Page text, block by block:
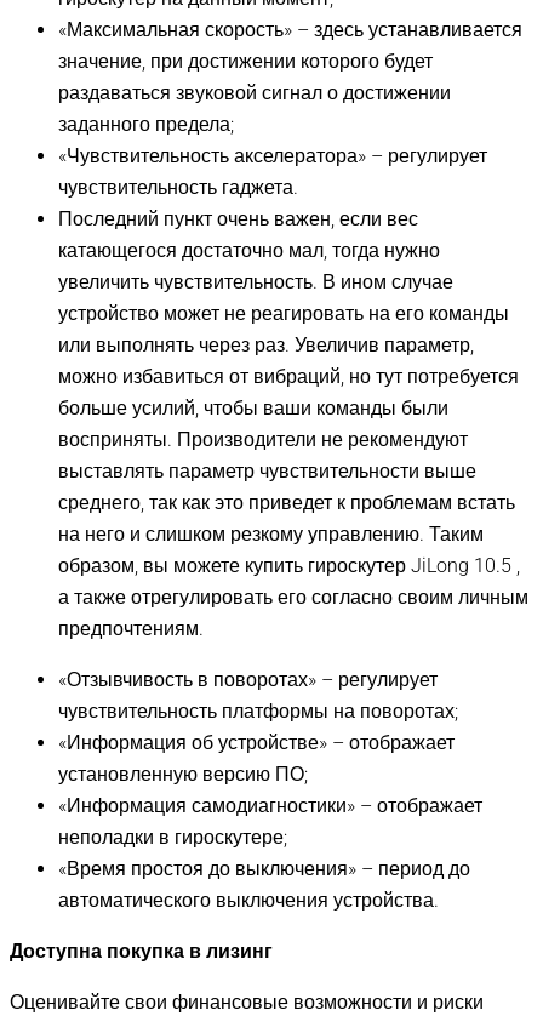
«Максимальная скорость» – здесь устанавливается
значение, при достижении которого будет
раздаваться звуковой сигнал о достижении
заданного предела;
«Чувствительность акселератора» – регулирует
чувствительность гаджета.
Последний пункт очень важен, если вес
катающегося достаточно мал, тогда нужно
увеличить чувствительность. В ином случае
устройство может не реагировать на его команды
или выполнять через раз. Увеличив параметр,
можно избавиться от вибраций, но тут потребуется
больше усилий, чтобы ваши команды были
восприняты. Производители не рекомендуют
выставлять параметр чувствительности выше
среднего, так как это приведет к проблемам встать
на него и слишком резкому управлению. Таким
образом, вы можете купить гироскутер JiLong 10.5 ,
а также отрегулировать его согласно своим личным
предпочтениям.
«Отзывчивость в поворотах» – регулирует
чувствительность платформы на поворотах;
«Информация об устройстве» – отображает
установленную версию ПО;
«Информация самодиагностики» – отображает
неполадки в гироскутере;
«Время простоя до выключения» – период до
автоматического выключения устройства.
Доступна покупка в лизинг
Оценивайте свои финансовые возможности и риски